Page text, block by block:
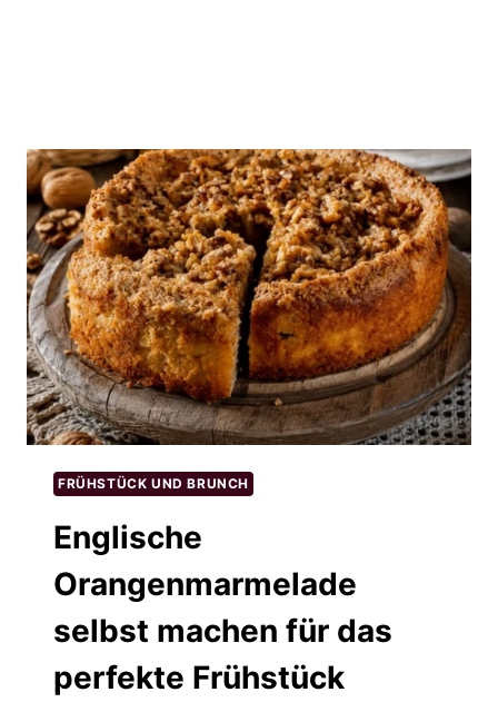
FRÜHSTÜCK UND BRUNCH
Englische
Orangenmarmelade
selbst machen für das
perfekte Frühstück